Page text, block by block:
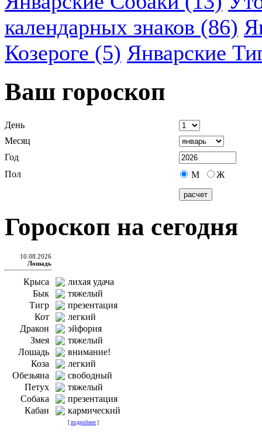
календарных знаков (86)
Козероге (5) Январские
Ваш гороскоп
День
Месяц
Год
Пол
М Ж
Гороскоп на сегодня
10.08.2026
Лошадь
Крыса
лихая удача
Бык
тяжелый
Тигр
презентация
Кот
легкий
Дракон
эйфория
Змея
тяжелый
Лошадь
внимание!
Коза
легкий
Обезьяна
свободный
Петух
тяжелый
Собака
презентация
Кабан
кармический
[ подробнее ]